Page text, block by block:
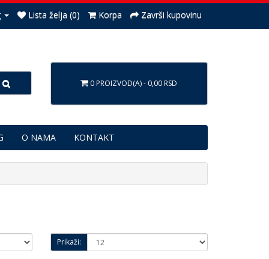
Lista želja (0) Korpa Završi kupovinu
0 PROIZVOD(A) - 0,00 RSD
O NAMA KONTAKT
Prikaži: